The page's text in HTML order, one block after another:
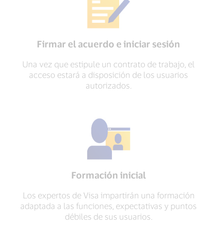
Firmar el acuerdo e iniciar sesión
Una vez que estipule un contrato de trabajo, el
acceso estará a disposición de los usuarios
autorizados.
Formación inicial
Los expertos de Visa impartirán una formación
adaptada a las funciones, expectativas y puntos
débiles de sus usuarios.